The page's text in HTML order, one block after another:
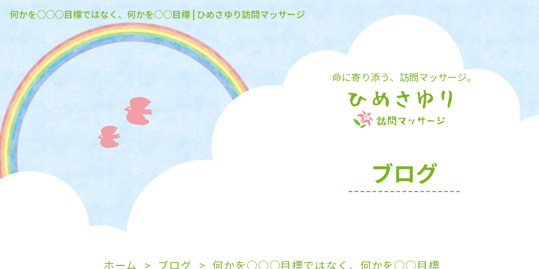
命に寄り添う、訪問マッサージ。
何かを○○○目標ではなく、何かを○○目標 | ひめさゆり訪問マッサージ
ブログ
ホーム ブログ 何かを○○○目標ではなく、何かを○○目標